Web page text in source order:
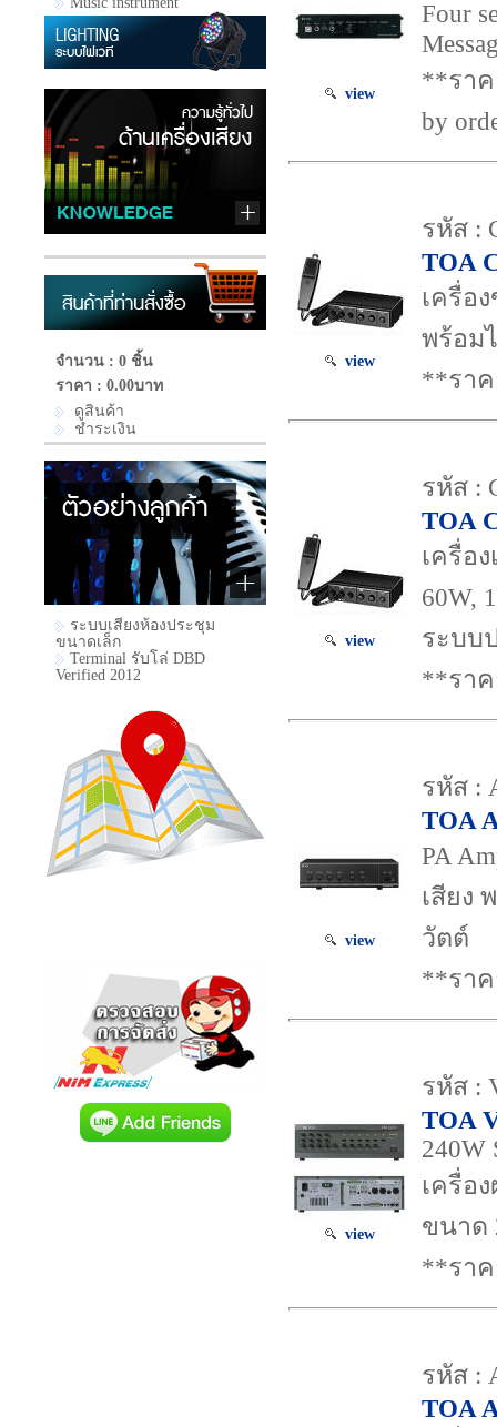
จำนวน : 0 ชิ้น
ราคา : 0.00บาท
ดูสินค้า
ชำระเงิน
ระบบเสียงห้องประชุม
ขนาดเล็ก
Terminal รับโล่ DBD
Verified 2012
view
Four
**รา
by
view
รหัส :
TOA
เครื่อ
พร้อม
**รา
view
รหัส :
TOA
เครื่อ
60W,
ระบบ
**รา
view
รหัส :
TOA
PA
เสียง
วัตต์
**รา
view
รหัส :
TOA
240W
เครื่อ
ขนาด
**รา
รหัส :
TOA